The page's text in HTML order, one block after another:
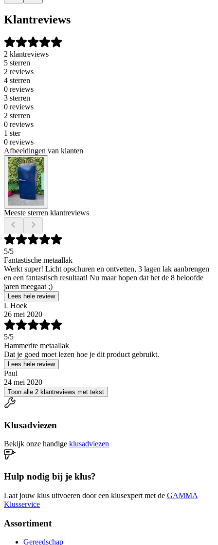
Klantreviews
2 klantreviews
5 sterren
2 reviews
4 sterren
0 reviews
3 sterren
0 reviews
2 sterren
0 reviews
1 ster
0 reviews
Afbeeldingen van klanten
Meeste sterren klantreviews
5/5
Fantastische metaallak
Werkt super! Licht opschuren en ontvetten, 3 lagen lak aanbrengen
en een fantastisch resultaat! Nu maar hopen dat het de 8 beloofde
jaren meegaat ;)
Lees hele review
L Hoek
26 mei 2020
5/5
Hammerite metaallak
Dat je goed moet lezen hoe je dit product gebruikt.
Lees hele review
Paul
24 mei 2020
Toon alle 2 klantreviews met tekst
Klusadviezen
Bekijk onze handige klusadviezen
Hulp nodig bij je klus?
Laat jouw klus uitvoeren door een klusexpert met de GAMMA
Klusservice
Assortiment
Gereedschap